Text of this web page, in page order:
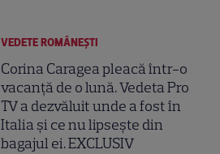
VEDETE ROMÂNEŞTI
Corina Caragea pleacă într-o
vacanță de o lună. Vedeta Pro
TV a dezvăluit unde a fost în
Italia și ce nu lipsește din
bagajul ei. EXCLUSIV